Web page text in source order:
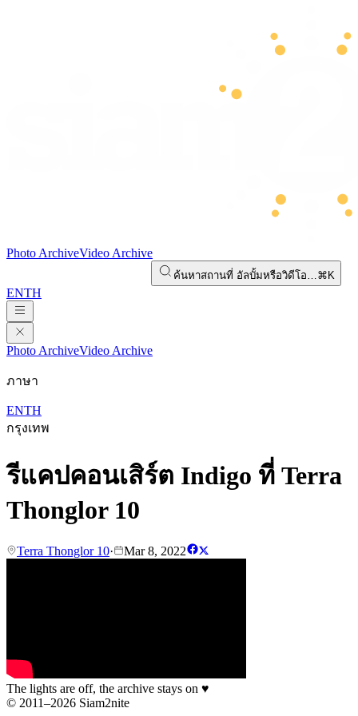
Photo ArchiveVideo Archive
ค้นหาสถานที่ อัลบั้มหรือวิดีโอ…⌘K
ENTH
Photo ArchiveVideo Archive
ภาษา
ENTH
กรุงเทพ
รีแคปคอนเสิร์ต Indigo ที่ Terra
Thonglor 10
Terra Thonglor 10· Mar 8, 2022
The lights are off, the archive stays on ♥
© 2011–2026 Siam2nite